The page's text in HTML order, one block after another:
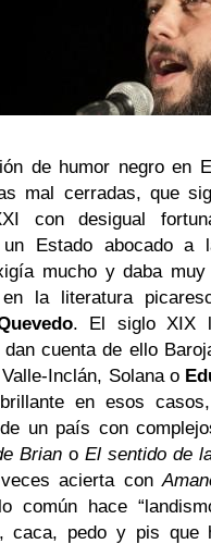
de humor negro en
mal cerradas, que
con desigual
Estado abocado a
mucho y daba
la literatura
. El siglo XIX
cuenta de ello
Inclán, Solana o
en esos
un país con
Brian o El sentido de
acierta con
común hace
caca, pedo y pis que